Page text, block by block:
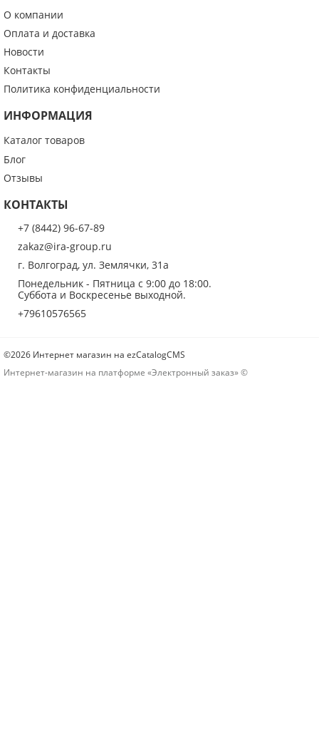
Введите код с картинки:
Я даю согласие на обработку моих персональных данных
Нажатием на кнопку «Опубликовать» я даю свое согласие на обработку
О компании
Оплата и доставка
Новости
Контакты
Политика конфиденциальности
ИНФОРМАЦИЯ
Каталог товаров
Блог
Отзывы
КОНТАКТЫ
+7 (8442) 96-67-89
zakaz@ira-group.ru
г. Волгоград, ул. Землячки, 31а
Понедельник - Пятница с 9:00 до 18:00.
Суббота и Воскресенье выходной.
+79610576565
©2026 Интернет магазин на ezCatalogCMS
Интернет-магазин на платформе «Электронный заказ» ©